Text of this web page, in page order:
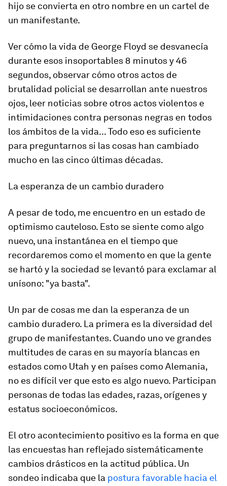
hijo se convierta en otro nombre en un cartel de
un manifestante.
Ver cómo la vida de George Floyd se desvanecía
durante esos insoportables 8 minutos y 46
segundos, observar cómo otros actos de
brutalidad policial se desarrollan ante nuestros
ojos, leer noticias sobre otros actos violentos e
intimidaciones contra personas negras en todos
los ámbitos de la vida... Todo eso es suficiente
para preguntarnos si las cosas han cambiado
mucho en las cinco últimas décadas.
La esperanza de un cambio duradero
A pesar de todo, me encuentro en un estado de
optimismo cauteloso. Esto se siente como algo
nuevo, una instantánea en el tiempo que
recordaremos como el momento en que la gente
se hartó y la sociedad se levantó para exclamar al
unísono: "ya basta".
Un par de cosas me dan la esperanza de un
cambio duradero. La primera es la diversidad del
grupo de manifestantes. Cuando uno ve grandes
multitudes de caras en su mayoría blancas en
estados como Utah y en países como Alemania,
no es difícil ver que esto es algo nuevo. Participan
personas de todas las edades, razas, orígenes y
estatus socioeconómicos.
El otro acontecimiento positivo es la forma en que
las encuestas han reflejado sistemáticamente
cambios drásticos en la actitud pública. Un
sondeo indicaba que la postura favorable hacia el